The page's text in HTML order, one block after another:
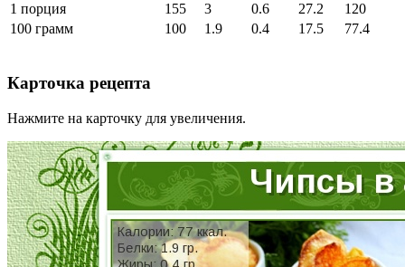
1 порция
155 3 0.6 27.2
120
100 грамм
100 1.9 0.4 17.5 77.4
Карточка рецепта
Нажмите на карточку для увеличения.